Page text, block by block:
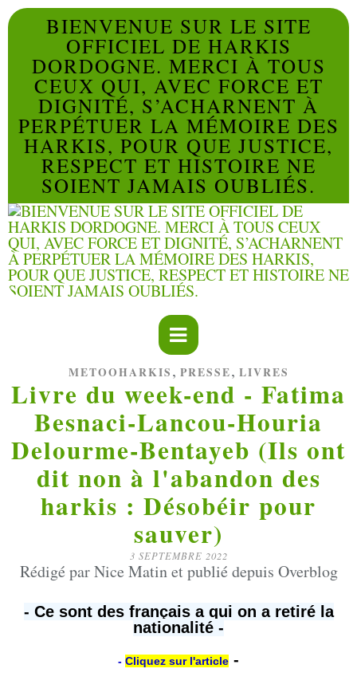
BIENVENUE SUR LE SITE
OFFICIEL DE HARKIS
DORDOGNE. MERCI À TOUS
CEUX QUI, AVEC FORCE ET
DIGNITÉ, S’ACHARNENT À
PERPÉTUER LA MÉMOIRE DES
HARKIS, POUR QUE JUSTICE,
RESPECT ET HISTOIRE NE
SOIENT JAMAIS OUBLIÉS.
METOOHARKIS , PRESSE, LIVRES
Livre du week-end - Fatima
Besnaci-Lancou-Houria
Delourme-Bentayeb (Ils ont
dit non à l'abandon des
harkis : Désobéir pour
sauver)
3 SEPTEMBRE 2022
Rédigé par Nice Matin et publié depuis Overblog
- Ce sont des français a qui on a retiré la
nationalité -
- Cliquez sur l'article -